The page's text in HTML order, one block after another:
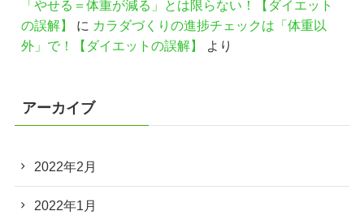
「やせる＝体重が減る」とは限らない！【ダイエット
の誤解】
に カラダづくりの進捗チェックは「体重以
外」で！【ダイエットの誤解】
より
アーカイブ
2022年2月
2022年1月